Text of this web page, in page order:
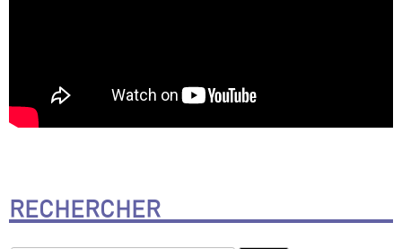
RECHERCHER